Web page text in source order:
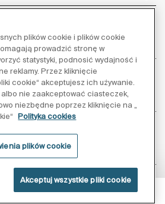
Powłoka Supraglaze
Obserwuj nas:
plików cookie i plików cookie
prowadzić stronę w
statystyki, podnosić wydajność i
reklamy. Przez kliknięcie
cookie“ akceptujesz ich używanie.
nie zaakceptować ciasteczek,
niezbędne poprzez kliknięcie na „
Polityka cookies
plików cookie
Akceptuj wszystkie pliki cookie